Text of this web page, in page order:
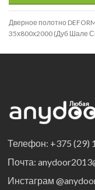
Дверное полотно
35х800х2000 (Дуб Шале
Телефон: +375 (29)
Почта:
Инстаграм